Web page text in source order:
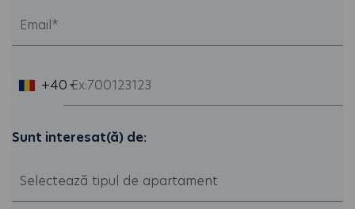
+40
Sunt interesat(ă) de: